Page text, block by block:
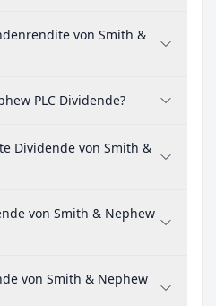
von Smith &
PLC Dividende?
Dividende von Smith &
von Smith & Nephew
von Smith & Nephew